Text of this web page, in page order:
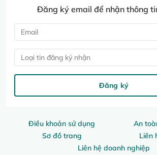
Điều khoản sử dụng
An
Sơ đồ trang
Liên
Liên hệ doanh nghiệp
Đăng ký email để nhận thông
Loại tin đăng ký nhận
Đăng ký